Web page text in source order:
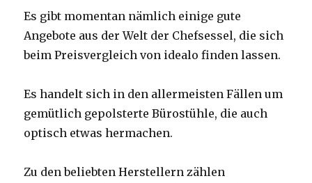
Es gibt momentan nämlich einige gute
Angebote aus der Welt der Chefsessel, die sich
beim Preisvergleich von idealo finden lassen.
Es handelt sich in den allermeisten Fällen um
gemütlich gepolsterte Bürostühle, die auch
optisch etwas hermachen.
Zu den beliebten Herstellern zählen